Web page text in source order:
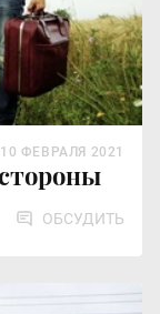
10 ФЕВРАЛЯ 2021
ОБСУДИТЬ